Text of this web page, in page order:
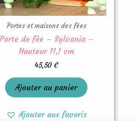
Portes et maisons des fées
Porte de fée – Sylvania –
Hauteur 11,1 cm
45,50€
Ajouter au panier
Ajouter aux favoris